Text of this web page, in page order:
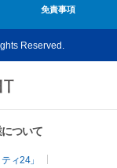
免責事項
Reserved.
ついて
ィ24」